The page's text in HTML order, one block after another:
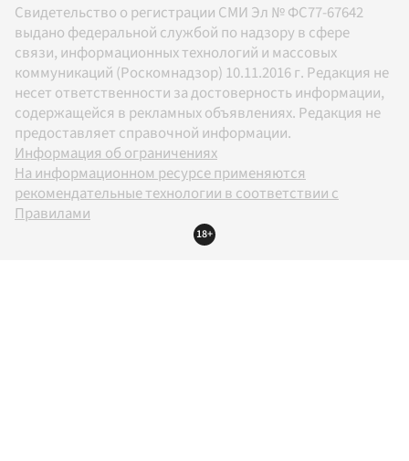
Свидетельство о регистрации СМИ Эл № ФС77-67642
выдано федеральной службой по надзору в сфере
связи, информационных технологий и массовых
коммуникаций (Роскомнадзор) 10.11.2016 г. Редакция не
несет ответственности за достоверность информации,
содержащейся в рекламных объявлениях. Редакция не
предоставляет справочной информации.
Информация об ограничениях
На информационном ресурсе применяются
рекомендательные технологии в соответствии с
Правилами
18+